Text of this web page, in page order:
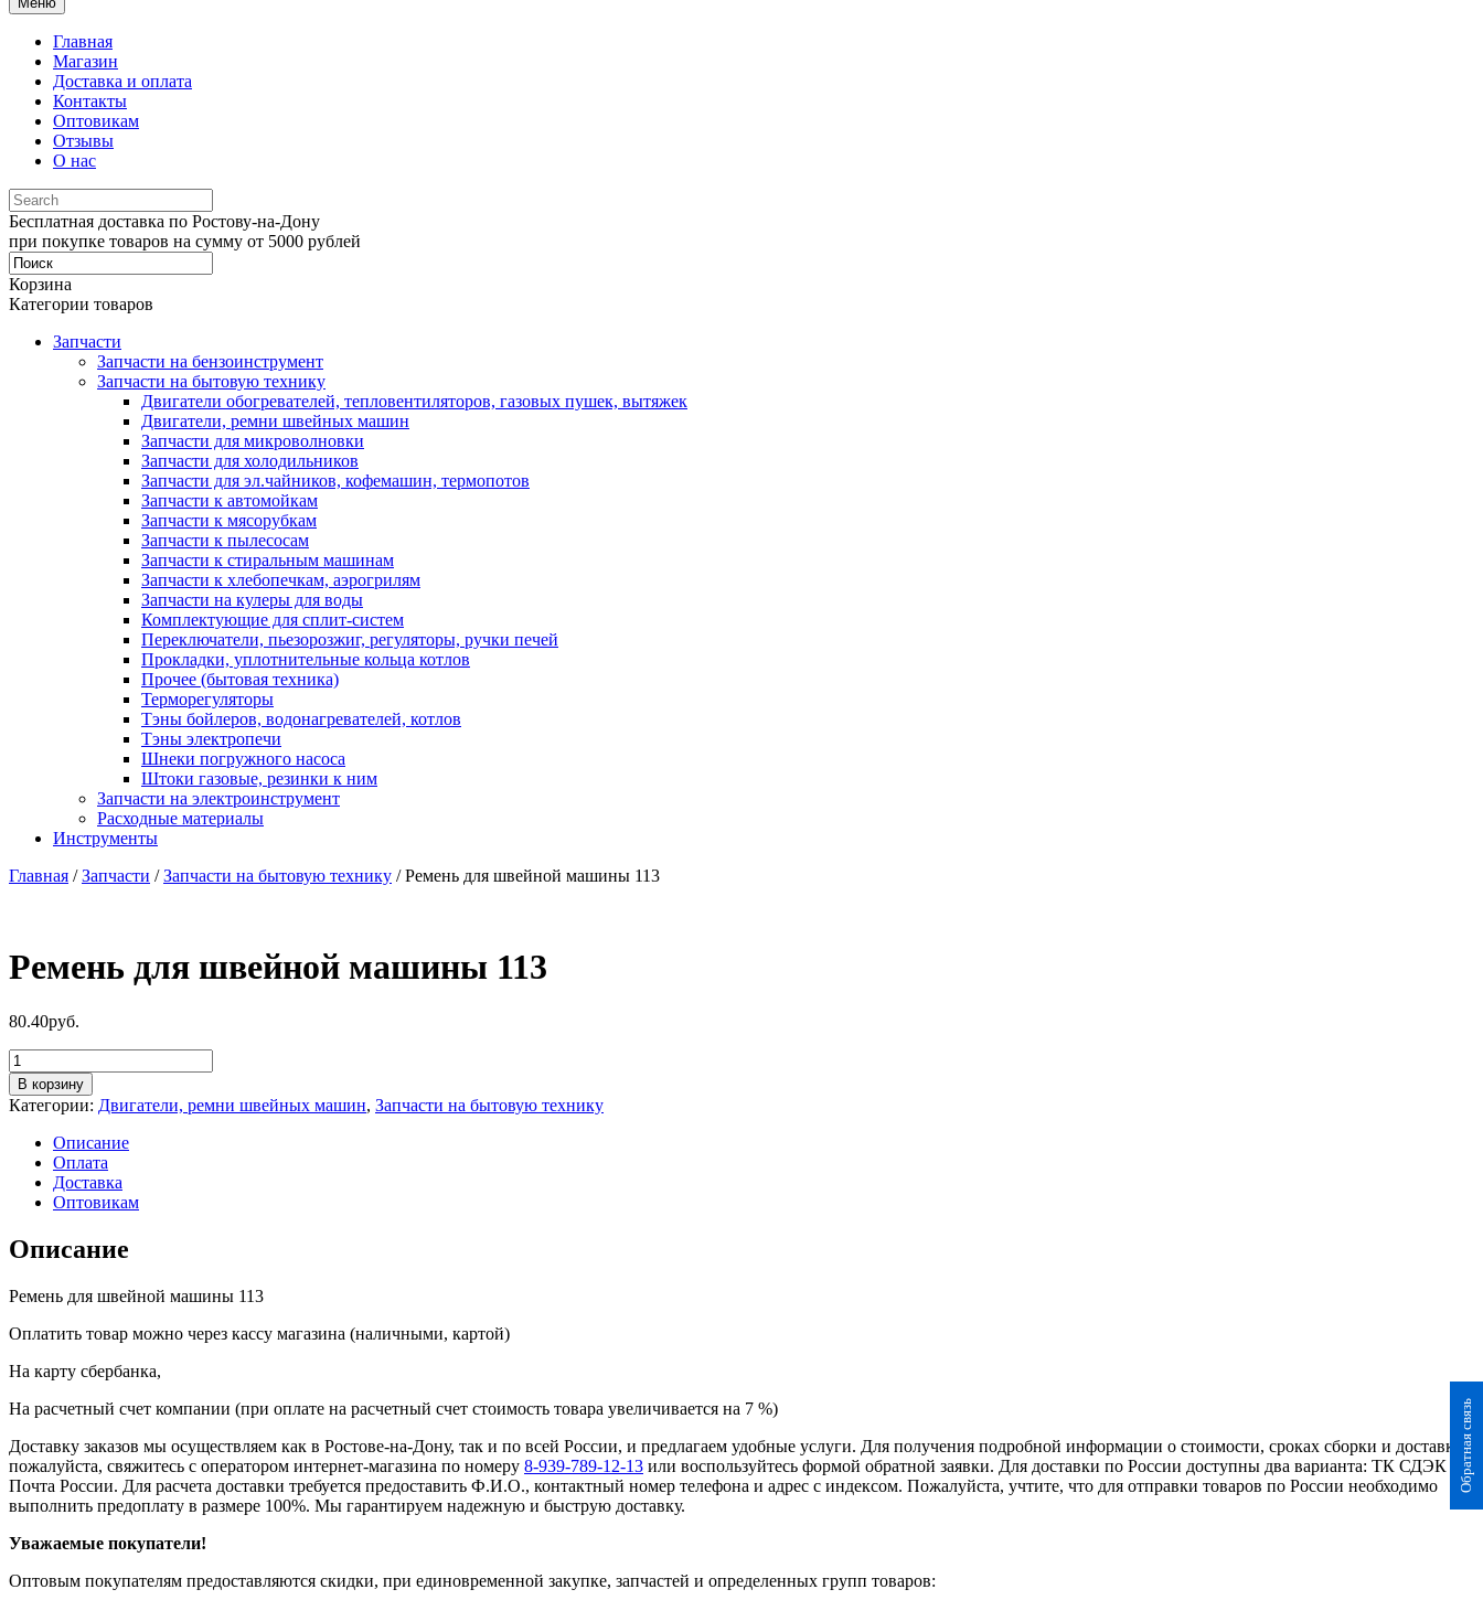
Обратная связь
Главная
Магазин
Доставка и оплата
Контакты
Оптовикам
Отзывы
О нас
Бесплатная доставка по Ростову-на-Дону
при покупке товаров на сумму от 5000 рублей
Корзина
Категории товаров
Запчасти
Запчасти на бензоинструмент
Запчасти на бытовую технику
Двигатели обогревателей, тепловентиляторов, газовых пушек, вытяжек
Двигатели, ремни швейных машин
Запчасти для микроволновки
Запчасти для холодильников
Запчасти для эл.чайников, кофемашин, термопотов
Запчасти к автомойкам
Запчасти к мясорубкам
Запчасти к пылесосам
Запчасти к стиральным машинам
Запчасти к хлебопечкам, аэрогрилям
Запчасти на кулеры для воды
Комплектующие для сплит-систем
Переключатели, пьезорозжиг, регуляторы, ручки печей
Прокладки, уплотнительные кольца котлов
Прочее (бытовая техника)
Терморегуляторы
Тэны бойлеров, водонагревателей, котлов
Тэны электропечи
Шнеки погружного насоса
Штоки газовые, резинки к ним
Запчасти на электроинструмент
Расходные материалы
Инструменты
Главная /Запчасти /Запчасти на бытовую технику / Ремень для швейной машины 113
Ремень для швейной машины 113
80.40руб.
Количество
товара
Ремень
для
швейной
машины
В корзину
Категории: Двигатели, ремни швейных машин, Запчасти на бытовую технику
Описание
Оплата
Доставка
Оптовикам
Описание
Ремень для швейной машины 113
Оплатить товар можно через кассу магазина (наличными, картой)
На карту сбербанка,
На расчетный счет компании (при оплате на расчетный счет стоимость товара увеличивается на 7 %)
Доставку заказов мы осуществляем как в Ростове-на-Дону, так и по всей России, и предлагаем удобные услуги. Для получения подробной информации о стоимости, сроках сборки и доставки,
пожалуйста, свяжитесь с оператором интернет-магазина по номеру 8-939-789-12-13 или воспользуйтесь формой обратной заявки. Для доставки по России доступны два варианта: ТК СДЭК и
Почта России. Для расчета доставки требуется предоставить Ф.И.О., контактный номер телефона и адрес с индексом. Пожалуйста, учтите, что для отправки товаров по России необходимо
выполнить предоплату в размере 100%. Мы гарантируем надежную и быструю доставку.
Уважаемые покупатели!
Оптовым покупателям предоставляются скидки, при единовременной закупке, запчастей и определенных групп товаров: